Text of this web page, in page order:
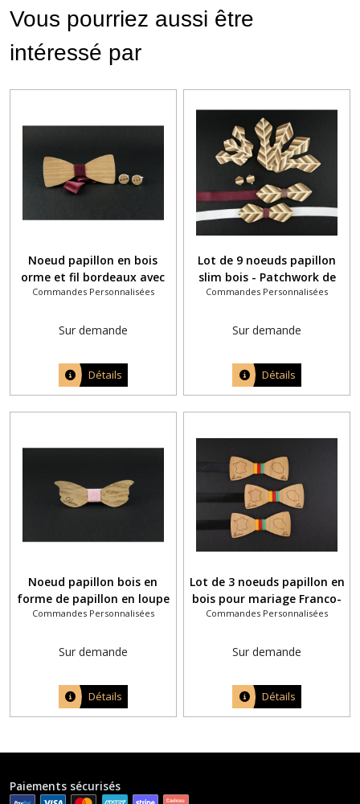
Vous pourriez aussi être
intéressé par
Noeud papillon en bois
orme et fil bordeaux avec
boutons de manchette en
Commandes Personnalisées
Sur demande
Détails
Lot de 9 noeuds papillon
slim bois - Patchwork de
bois effet tresse
Commandes Personnalisées
Sur demande
Détails
Noeud papillon bois en
forme de papillon en loupe
de frêne avec pyrogravure
Commandes Personnalisées
Sur demande
Détails
Lot de 3 noeuds papillon en
bois pour mariage Franco-
Réunionnais - Pyrogravure
Commandes Personnalisées
Sur demande
Détails
Paiements sécurisés